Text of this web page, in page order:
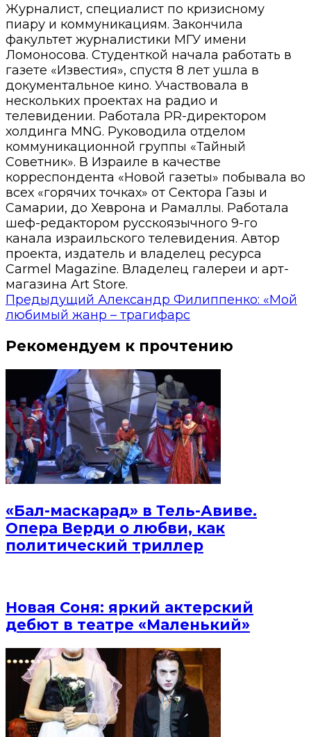
Журналист, специалист по кризисному
пиару и коммуникациям. Закончила
факультет журналистики МГУ имени
Ломоносова. Студенткой начала работать в
газете «Известия», спустя 8 лет ушла в
документальное кино. Участвовала в
нескольких проектах на радио и
телевидении. Работала PR-директором
холдинга MNG. Руководила отделом
коммуникационной группы «Тайный
Советник». В Израиле в качестве
корреспондента «Новой газеты» побывала во
всех «горячих точках» от Сектора Газы и
Самарии, до Хеврона и Рамаллы. Работала
шеф-редактором русскоязычного 9-го
канала израильского телевидения. Автор
проекта, издатель и владелец ресурса
Carmel Magazine. Владелец галереи и арт-
магазина Art Store.
Предыдущий Александр Филиппенко: «Мой
любимый жанр – трагифарс
Рекомендуем к прочтению
«Бал-маскарад» в Тель-Авиве.
Опера Верди о любви, как
политический триллер
Новая Соня: яркий актерский
дебют в театре «Маленький»